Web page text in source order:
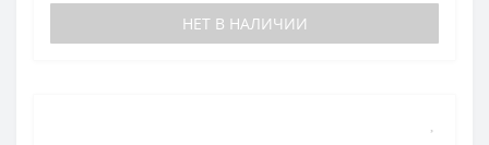
НЕТ В НАЛИЧИИ